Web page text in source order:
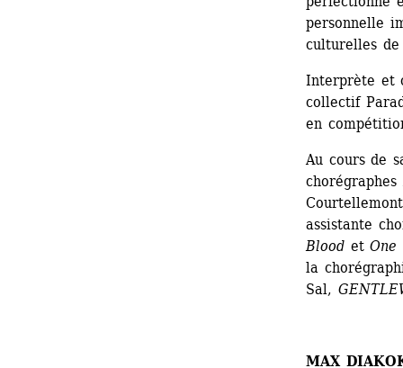
personnelle
culturelles
Interprète et
collectif
en
Au cours de
assistante
Blood et One
la
Sal,
MAX